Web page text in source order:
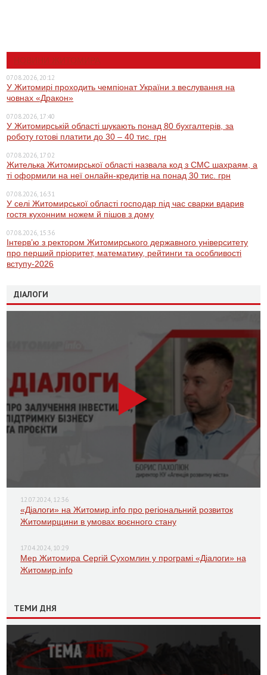
НОВИНИ ЖИТОМИРА
07.08.2026, 20:12
У Житомирі проходить чемпіонат України з веслування на
човнах «Дракон»
07.08.2026, 17:40
У Житомирській області шукають понад 80 бухгалтерів, за
роботу готові платити до 30 – 40 тис. грн
07.08.2026, 17:02
Жителька Житомирської області назвала код з СМС шахраям, а
ті оформили на неї онлайн-кредитів на понад 30 тис. грн
07.08.2026, 16:31
У селі Житомирської області господар під час сварки вдарив
гостя кухонним ножем й пішов з дому
07.08.2026, 15:36
Інтерв’ю з ректором Житомирського державного університету
про перший пріоритет, математику, рейтинги та особливості
вступу-2026
ДІАЛОГИ
12.07.2024, 12:36
«Діалоги» на Житомир.info про регіональний розвиток
Житомирщини в умовах воєнного стану
17.04.2024, 10:29
Мер Житомира Сергій Сухомлин у програмі «Діалоги» на
Житомир.info
ТЕМИ ДНЯ